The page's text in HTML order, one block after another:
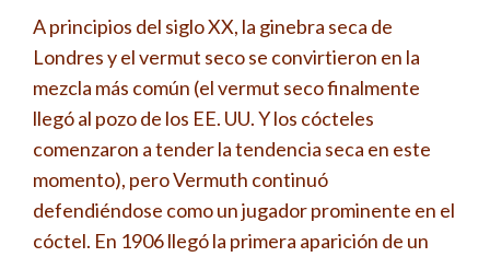
A principios del siglo XX, la ginebra seca de
Londres y el vermut seco se convirtieron en la
mezcla más común (el vermut seco finalmente
llegó al pozo de los EE. UU. Y los cócteles
comenzaron a tender la tendencia seca en este
momento), pero Vermuth continuó
defendiéndose como un jugador prominente en el
cóctel. En 1906 llegó la primera aparición de un